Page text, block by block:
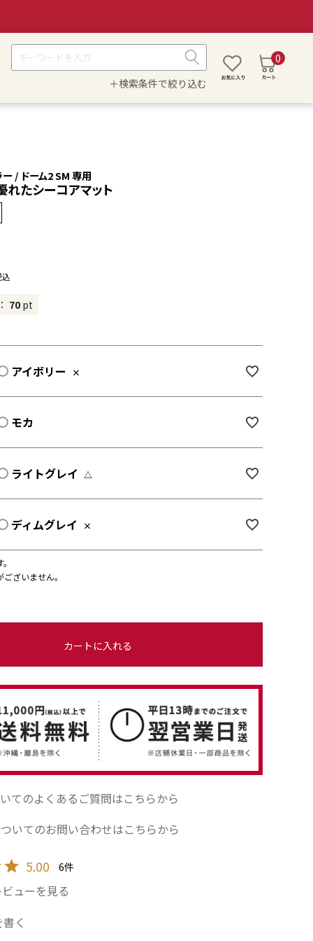
＋検索条件で絞り込む
0
ー / ドーム2 SM 専用
れたシーコアマット
70 pt
アイボリー ×
モカ
ライトグレイ △
ディムグレイ ×
ざいません。
カートに入れる
てのよくあるご質問はこちらから
いてのお問い合わせはこちらから
5.00 6
ューを見る
く